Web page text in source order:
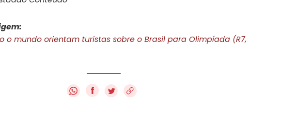
o mundo orientam turistas sobre o Brasil para Olimpíada (R7,
f